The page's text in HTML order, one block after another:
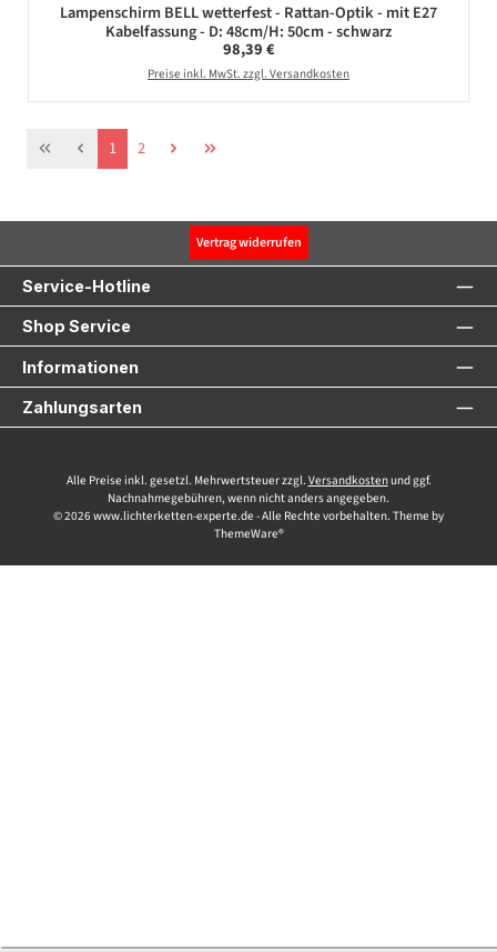
Lampenschirm BELL wetterfest - Rattan-Optik - mit E27
Kabelfassung - D: 48cm/H: 50cm - schwarz
Regulärer Preis:
98,39 €
Preise inkl. MwSt. zzgl. Versandkosten
Seite
1 Seite
2
Vertrag widerrufen
Service-Hotline
Shop Service
Informationen
Zahlungsarten
Alle Preise inkl. gesetzl. Mehrwertsteuer zzgl. Versandkostenund ggf.
Nachnahmegebühren, wenn nicht anders angegeben.
© 2026 www.lichterketten-experte.de - Alle Rechte vorbehalten. Theme by
ThemeWare®